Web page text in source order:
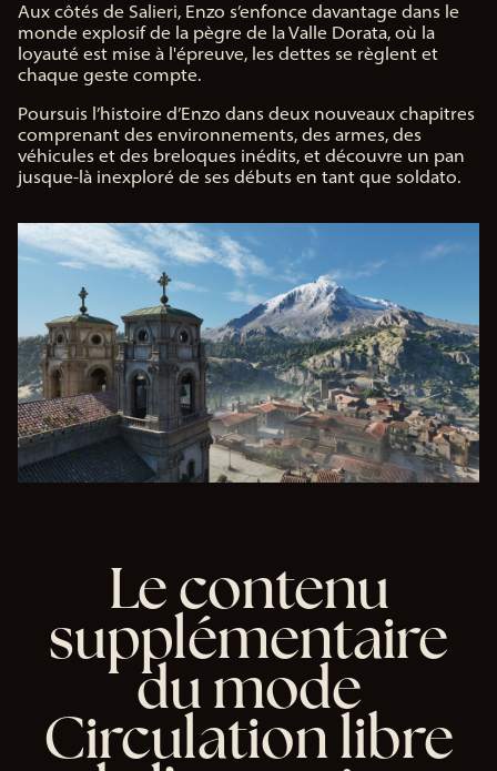
de
You
Tub
eet
le
tra
nsf
do
nné
es
ver
s
les
ser
veu
rs
de
Go
ogl
Aux côtés de Salieri, Enzo s’enfonce davantage dans le
monde explosif de la pègre de la Valle Dorata, où la
loyauté est mise à l'épreuve, les dettes se règlent et
chaque geste compte.
Poursuis l’histoire d’Enzo dans deux nouveaux chapitres
comprenant des environnements, des armes, des
véhicules et des breloques inédits, et découvre un pan
jusque-là inexploré de ses débuts en tant que soldato.
Le contenu
supplémentaire
du mode
Circulation libre